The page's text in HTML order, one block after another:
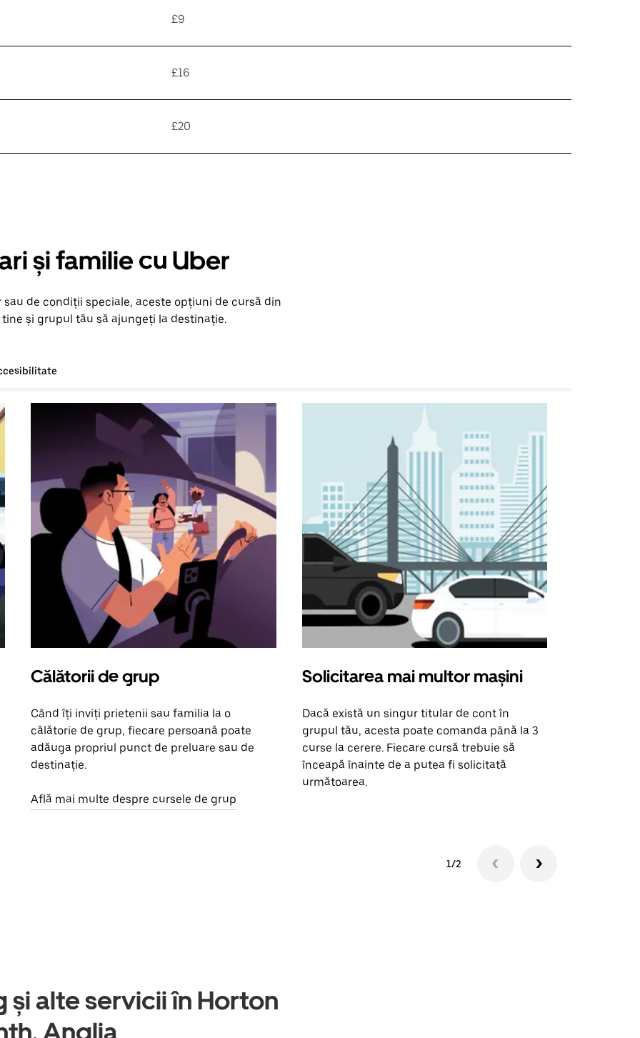
£9
£16
£20
și familie cu Uber
de condiții speciale, aceste opțiuni de cursă din
și grupul tău să ajungeți la destinație.
Călătorii de grup
Când îți inviți prietenii sau familia la o
călătorie de grup, fiecare persoană poate
adăuga propriul punct de preluare sau de
destinație.
Află mai multe despre cursele de grup
Solicitarea mai multor mașini
Dacă există un singur titular de cont în
grupul tău, acesta poate comanda până la 3
curse la cerere. Fiecare cursă trebuie să
înceapă înainte de a putea fi solicitată
următoarea.
1/2
alte servicii în Horton